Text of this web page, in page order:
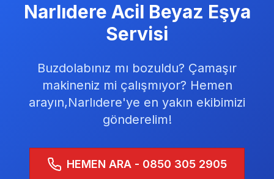
Narlıdere Acil Beyaz Eşya
Servisi
Buzdolabınız mı bozuldu? Çamaşır
makineniz mi çalışmıyor? Hemen
arayın,Narlıdere'ye en yakın ekibimizi
gönderelim!
HEMEN ARA - 0850 305 2905